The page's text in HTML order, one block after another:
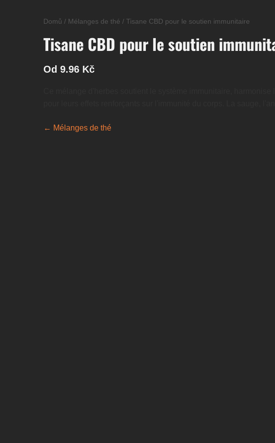
Domů / Mélanges de thé / Tisane CBD pour le soutien immunitaire
Tisane CBD pour le soutien
Od 9.96 Kč
← Mélanges de thé